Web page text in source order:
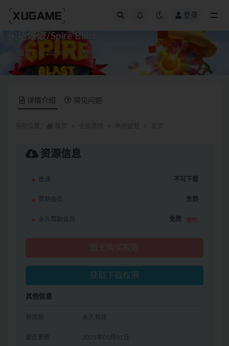
登录
尖塔爆破/Spire Blast
休闲益智 2025-05-01
详情介绍 常见问题
资源信息
普通 不可下载
赞助会员 免费
永久赞助会员 免费 推荐
获取下载权限
其他信息
有效期 永久有效
最近更新 2025年05月01日